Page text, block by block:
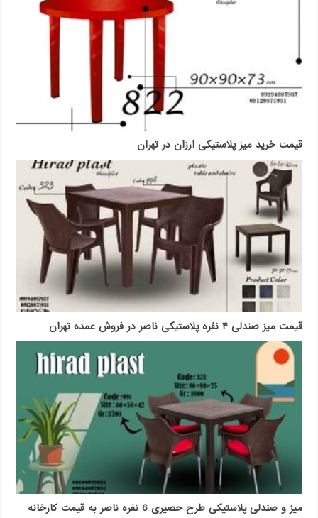
قیمت خرید میز پلاستیکی ارزان در تهران
قیمت میز صندلی ۴ نفره پلاستیکی ناصر در فروش عمده تهران
میز و صندلی پلاستیکی طرح حصیری 6 نفره ناصر به قیمت کارخانه